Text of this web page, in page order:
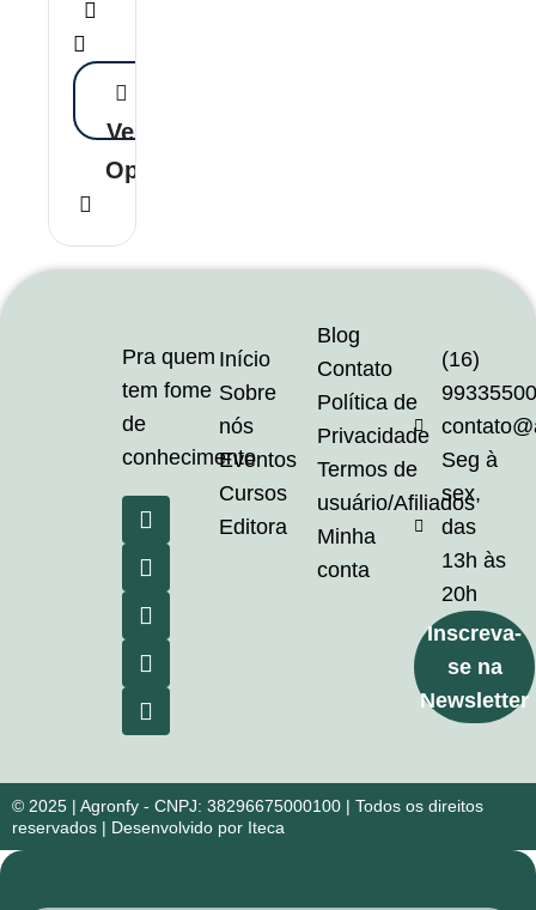
indústria
e
nutrir
o
futuro.
O
Conbraca
é
pessoas,
ciência
propósitos.
edições
anteriores,
conectamos
1.200…
Ver
Opções
Pra quem
tem fome
de
conhecimento
Início
Sobre
nós
Eventos
Cursos
Editora
Blog
Contato
Política de
Privacidade
Termos de
usuário/Afiliados
Minha
conta
(16)
Seg à
sex,
das
13h às
20h
Inscreva-
se na
Newsletter
© 2025 | Agronfy - CNPJ: 38296675000100 | Todos os direitos
reservados | Desenvolvido por Iteca